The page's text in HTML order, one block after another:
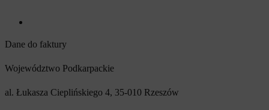
Dane do faktury
Województwo Podkarpackie
al. Łukasza Cieplińskiego 4, 35-010 Rzeszów